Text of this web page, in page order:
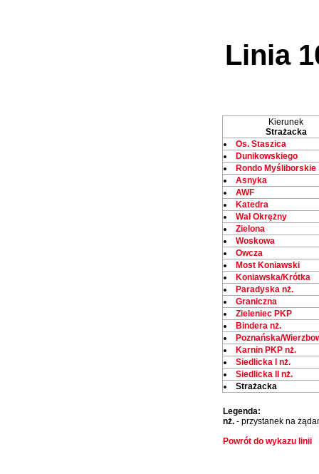
Linia
Kierunek
Strażacka
Os. Staszica
Dunikowskiego
Rondo Myśliborskie
Asnyka
AWF
Katedra
Wał Okrężny
Zielona
Woskowa
Owcza
Most Koniawski
Koniawska/Krótka
Paradyska nż.
Graniczna
Zieleniec PKP
Bindera nż.
Poznańska/
Karnin PKP nż.
Siedlicka I nż.
Siedlicka II nż.
Strażacka
Legenda:
nż. - przystanek na
Powrót do wykazu linii